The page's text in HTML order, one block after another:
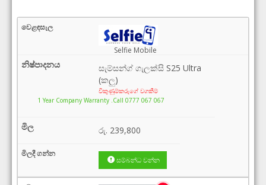
Selfie Mobile
සැම්සන්ග් ගැලක්සි S25 Ultra
(කලු)
විකුණුම්කරුගේ වගකීම්
1 Year Company Warranty .Call 0777 067 067
රු. 239,800
සම්බන්ධ වන්න